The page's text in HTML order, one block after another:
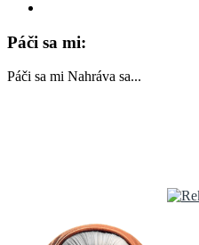
Páči sa mi:
Páči sa mi Nahráva sa...